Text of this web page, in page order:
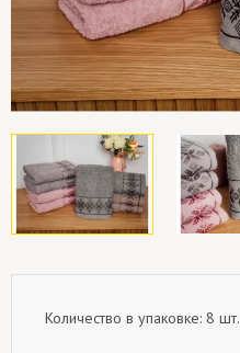
Количество в упаковке: 8 шт.